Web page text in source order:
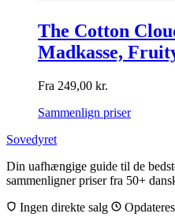
The Cotton
Madkasse,
Fra 249,00 kr.
Sammenlign priser
Sovedyret
Din uafhængige guide til de
sammenligner priser fra 50+
Ingen direkte salg